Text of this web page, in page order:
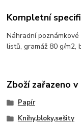
Kompletní
Náhradní
listů, gramáž 80 g/m2,
Zboží zařazeno
Papír
Knihy,bloky,sešity